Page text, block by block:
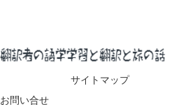
サイトマップ
お問い合せ